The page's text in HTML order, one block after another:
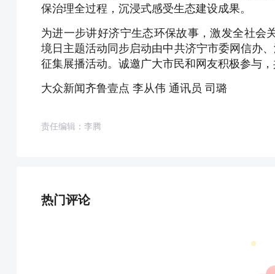
保治理全过程，沉浸式感受生态建设成果。
为进一步讲好济宁生态环保故事，激发全社会
境日主题活动同步启动由中共济宁市委网信办
征集展播活动。诚邀广大市民和网友积极参与
大众新闻齐鲁壹点 李从伟 通讯员 司璐
责任编辑：李腾
热门评论